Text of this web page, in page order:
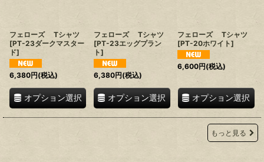
フェローズ Tシャツ
[PT-23ダークマスター
ド]
6,380円(税込)
オプション選択
フェローズ Tシャツ
[PT-23エッグプラン
ト]
6,380円(税込)
オプション選択
フェローズ Tシャツ
[PT-20ホワイト]
6,600円(税込)
オプション選択
もっと見る